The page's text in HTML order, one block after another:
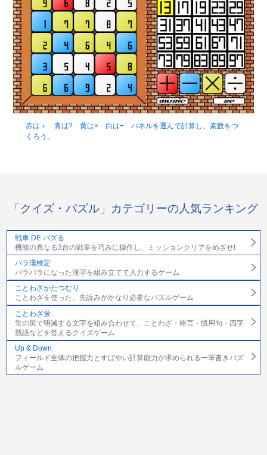
赤は＋ 青は? 黄は× 白は÷ パネルを選んで計算し、素数をつ
くろう。
「クイズ・パズル」カテゴリーの人気ランキング
戦車 DE パズる
機能の異なる3台の戦車を巧みに操作し、ミッションクリアをめざせ!
バラ漢検定
バラバラになった漢字を組み立てて入力するゲーム
ことわざかたつむり
ことわざを使った、先読みがかなり必要なパズルゲーム
ことわざ蛍
蛍の尻で明滅する文字を組み合わせて、ことわざ・格言・慣用句・四字
熟語などを答えるクイズゲーム
Up & Down
フィールド全体の把握力とすばやい計算能力が求められる一筆書きパズ
ルゲーム